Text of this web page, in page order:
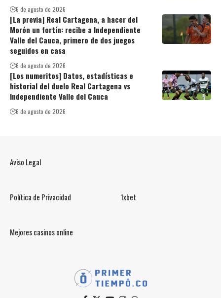
6 de agosto de 2026
[La previa] Real Cartagena, a hacer del
Morón un fortín: recibe a Independiente
Valle del Cauca, primero de dos juegos
seguidos en casa
6 de agosto de 2026
[Los numeritos] Datos, estadísticas e
historial del duelo Real Cartagena vs
Independiente Valle del Cauca
6 de agosto de 2026
Aviso Legal
Política de Privacidad 1xbet
Mejores casinos online